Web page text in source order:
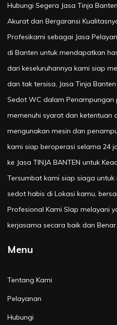
Hubungi Segera Jasa Tinja
Akurat dan Bergaransi
Profesikami sebagai Jasa
di Banten untuk mendapatkan
dari keseluruhannya kami siap
dan tak tersisa, Jasa Tinja
Sedot WC dalam Penampungan
memenuhi syarat dan ketentuan
mengunakan mesin dan
kami siap beroperasi selama 24
ke Jasa TINJA BANTEN untuk
Tersumbat kami siap siaga
sedot habis di Lokasi kamu,
Profesional Kami SIap melayani
kerjasama secara baik dan Benar.
Menu
Tentang Kami
Pelayanan
Hubungi